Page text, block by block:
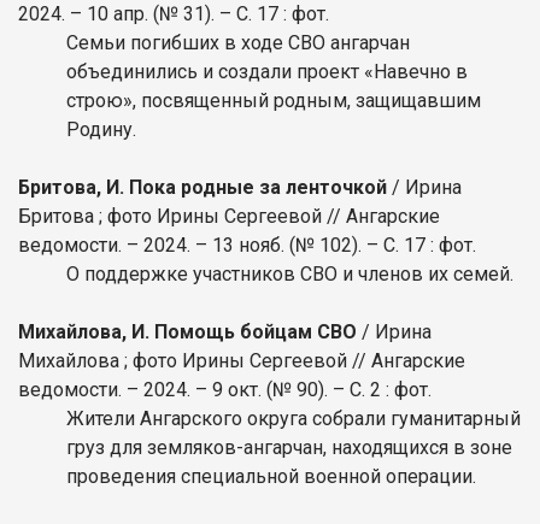
2024. – 10 апр. (№ 31). – С. 17 : фот.
Семьи погибших в ходе СВО ангарчан
объединились и создали проект «Навечно в
строю», посвященный родным, защищавшим
Родину.
Бритова, И. Пока родные за ленточкой / Ирина
Бритова ; фото Ирины Сергеевой // Ангарские
ведомости. – 2024. – 13 нояб. (№ 102). – С. 17 : фот.
О поддержке участников СВО и членов их семей.
Михайлова, И. Помощь бойцам СВО / Ирина
Михайлова ; фото Ирины Сергеевой // Ангарские
ведомости. – 2024. – 9 окт. (№ 90). – С. 2 : фот.
Жители Ангарского округа собрали гуманитарный
груз для земляков-ангарчан, находящихся в зоне
проведения специальной военной операции.